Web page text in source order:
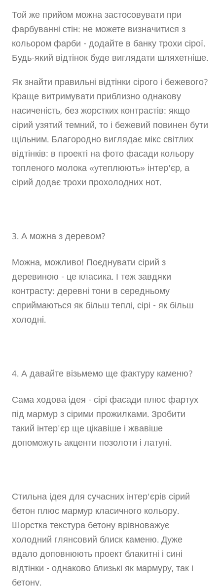
Той же прийом можна застосовувати при
фарбуванні стін: не можете визначитися з
кольором фарби - додайте в банку трохи сірої.
Будь-який відтінок буде виглядати шляхетніше.
Як знайти правильні відтінки сірого і бежевого?
Краще витримувати приблизно однакову
насиченість, без жорстких контрастів: якщо
сірий узятий темний, то і бежевий повинен бути
щільним. Благородно виглядає мікс світлих
відтінків: в проекті на фото фасади кольору
топленого молока «утеплюють» інтер'єр, а
сірий додає трохи прохолодних нот.
3. А можна з деревом?
Можна, можливо! Поєднувати сірий з
деревиною - це класика. І теж завдяки
контрасту: деревні тони в середньому
сприймаються як більш теплі, сірі - як більш
холодні.
4. А давайте візьмемо ще фактуру каменю?
Сама ходова ідея - сірі фасади плюс фартух
під мармур з сірими прожилками. Зробити
такий інтер'єр ще цікавіше і жвавіше
допоможуть акценти позолоти і латуні.
Стильна ідея для сучасних інтер'єрів сірий
бетон плюс мармур класичного кольору.
Шорстка текстура бетону врівноважує
холодний глянсовий блиск каменю. Дуже
вдало доповнюють проект блакитні і сині
відтінки - однаково близькі як мармуру, так і